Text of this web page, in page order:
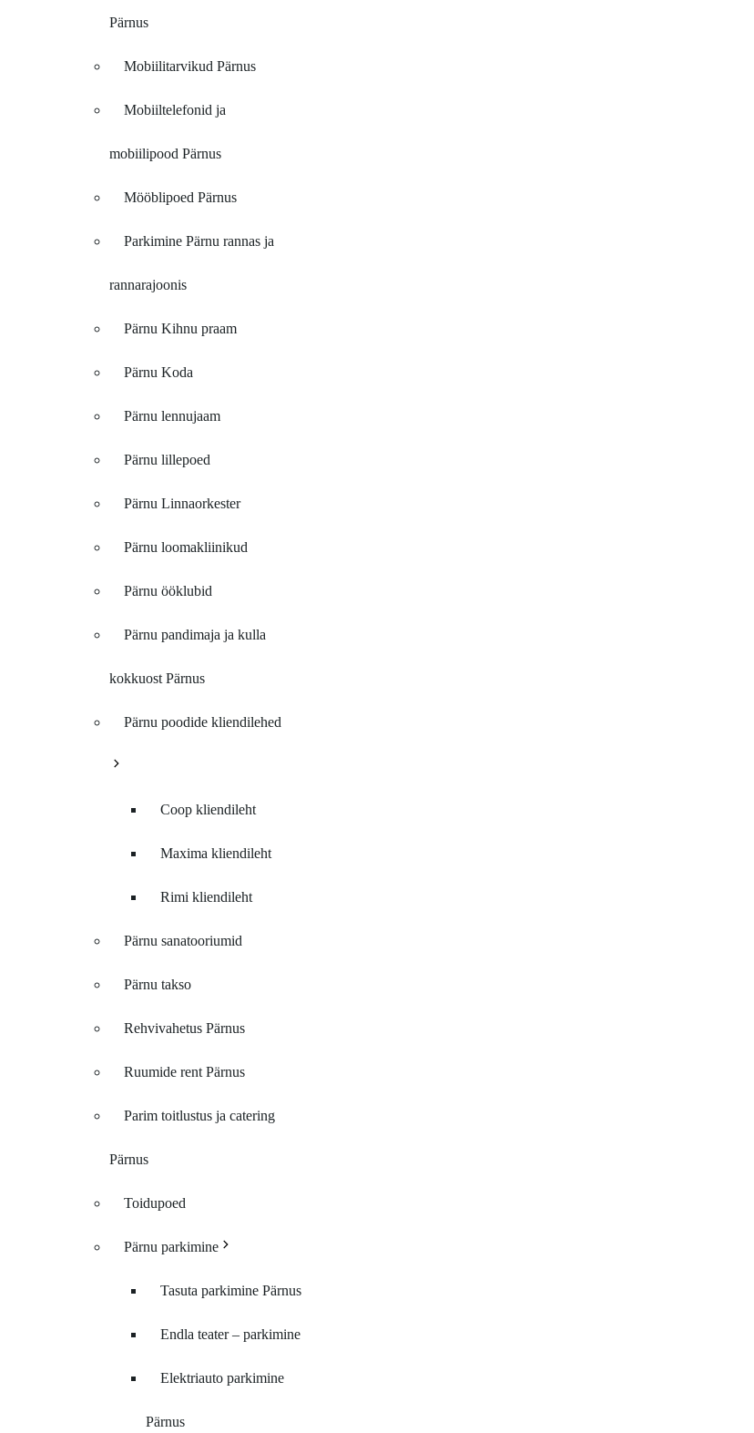
Pärnus
Mobiilitarvikud Pärnus
Mobiiltelefonid ja
mobiilipood Pärnus
Mööblipoed Pärnus
Parkimine Pärnu rannas ja
rannarajoonis
Pärnu Kihnu praam
Pärnu Koda
Pärnu lennujaam
Pärnu lillepoed
Pärnu Linnaorkester
Pärnu loomakliinikud
Pärnu ööklubid
Pärnu pandimaja ja kulla
kokkuost Pärnus
Pärnu poodide kliendilehed
Coop kliendileht
Maxima kliendileht
Rimi kliendileht
Pärnu sanatooriumid
Pärnu takso
Rehvivahetus Pärnus
Ruumide rent Pärnus
Parim toitlustus ja catering
Pärnus
Toidupoed
Pärnu parkimine
Tasuta parkimine Pärnus
Endla teater – parkimine
Elektriauto parkimine
Pärnus